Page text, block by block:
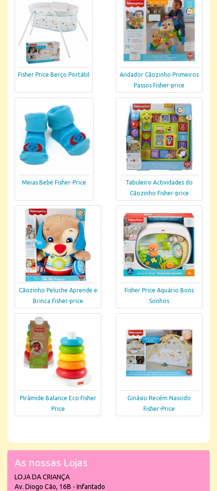
Fisher Price Berço Portátil
Andador Cãozinho Primeiros
Passos Fisher-price
Meias Bebé Fisher-Price
Tabuleiro Actividades do
Cãozinho Fisher-price
Cãozinho Peluche Aprende e
Brinca Fisher-price
Fisher Price Aquário Bons
Sonhos
Pirâmide Balance Eco Fisher
Price
Ginásio Recém Nascido
Fisher-Price
As nossas Lojas
LOJA DA CRIANÇA
Av. Diogo Cão, 16B - Infantado